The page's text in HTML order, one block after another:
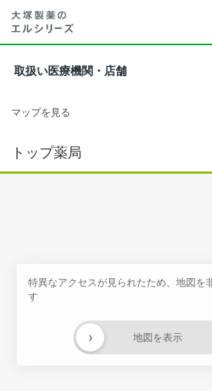
取扱い医療機関・店舗
マップを見る
トップ薬局
特異なアクセスが見られたため、地図を
す
地図を表示
›